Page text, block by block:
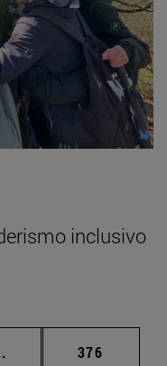
inclusivo
Páginas intermedias
Página
376